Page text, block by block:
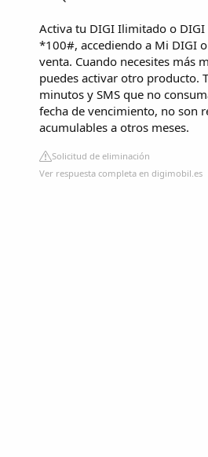
Activa tu DIGI Ilimitado o
*100#, accediendo a Mi DIGI
venta. Cuando necesites más
puedes activar otro producto.
minutos y SMS que no
fecha de vencimiento, no son
acumulables a otros meses.
Solicitud de eliminación
Ver respuesta completa en digimobil.es